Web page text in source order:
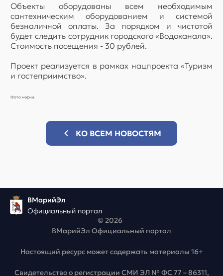
Объекты оборудованы всем необходимым
сантехническим оборудованием и системой
безналичной оплаты. За порядком и чистотой
будет следить сотрудник городского «Водоканала».
Стоимость посещения - 30 рублей.
Проект реализуется в рамках нацпроекта «Туризм
и гостеприимство».
Фото мэрии.
КО ВСЕМ НОВОСТЯМ
ВМарийЭл
Официальный портал
© 2026
ВМарийЭл Официальный портал
Настоящий ресурс может содержать материалы 16+
Свидетельство о регистрации СМИ ЭЛ № ФС 77 – 86311,